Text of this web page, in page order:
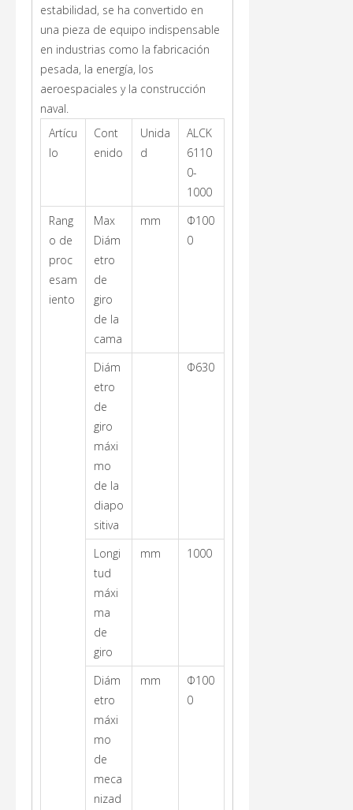
estabilidad, se ha convertido en
una pieza de equipo indispensable
en industrias como la fabricación
pesada, la energía, los
aeroespaciales y la construcción
naval.
Artícu
lo
Cont
enido
Unida
d
ALCK
6110
0-
1000
Rang
o de
proc
esam
iento
Max
Diám
etro
de
giro
de la
cama
mm
Φ100
0
Diám
etro
de
giro
máxi
mo
de la
diapo
sitiva
Φ630
Longi
tud
máxi
ma
de
giro
mm 1000
Diám
etro
máxi
mo
de
meca
nizad
mm
Φ100
0